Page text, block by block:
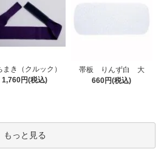
まき（クルック）
1,760円(税込)
帯板 りんず白 大
660円(税込)
もっと見る